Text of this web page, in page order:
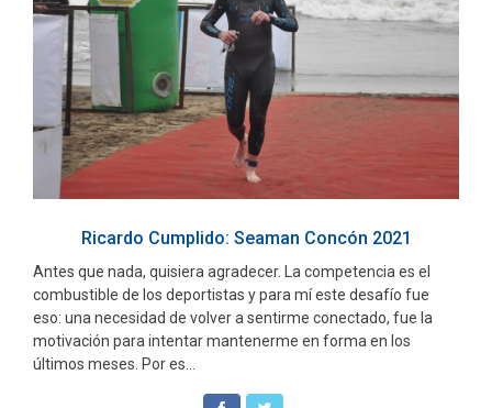
Ricardo Cumplido: Seaman Concón 2021
Antes que nada, quisiera agradecer. La competencia es el
combustible de los deportistas y para mí este desafío fue
eso: una necesidad de volver a sentirme conectado, fue la
motivación para intentar mantenerme en forma en los
últimos meses. Por es...